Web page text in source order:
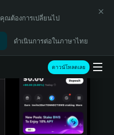
คุณต้องการเปลี่ยนไป
ดำเนินการต่อในภาษาไทย
ดาวน์โหลดเลย